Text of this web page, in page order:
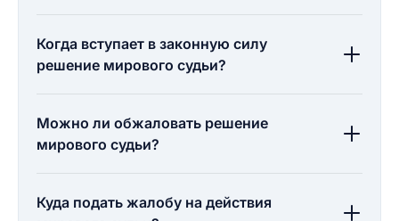
Когда вступает в законную силу
решение мирового судьи?
Можно ли обжаловать решение
мирового судьи?
Куда подать жалобу на действия